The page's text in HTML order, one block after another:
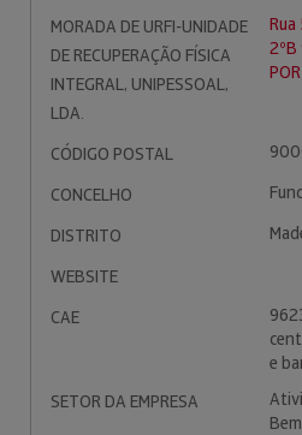
MORADA DE URFI-UNIDADE
DE RECUPERAÇÃO FÍSICA
INTEGRAL, UNIPESSOAL,
LDA.
2ºB
CÓDIGO POSTAL
CONCELHO
DISTRITO
WEBSITE
CAE
e
SETOR DA EMPRESA